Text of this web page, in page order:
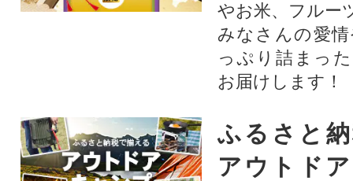
やお米、フルー
みなさんの愛
っぷり詰まっ
お届けします！
ふるさと
アウトド